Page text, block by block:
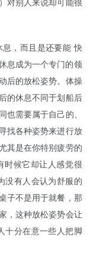
，而且是还要能 快
息成为一个专门的领
后的放松姿势。体操
的休息不同于划船后
需要属于自己的、
找各种姿势来进行放
其是在你特别疲劳的
时候它却让人感觉很
没有人会认为舒服的
子不是用于就餐，那
，这种放松姿势会让
十分在意一些人把脚